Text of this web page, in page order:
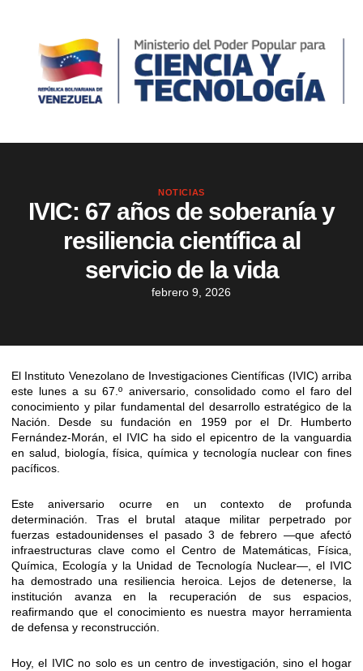
NOTICIAS
IVIC: 67 años de soberanía y
resiliencia científica al
servicio de la vida
febrero 9, 2026
El Instituto Venezolano de Investigaciones Científicas (IVIC) arriba
este lunes a su 67.º aniversario, consolidado como el faro del
conocimiento y pilar fundamental del desarrollo estratégico de la
Nación. Desde su fundación en 1959 por el Dr. Humberto
Fernández-Morán, el IVIC ha sido el epicentro de la vanguardia
en salud, biología, física, química y tecnología nuclear con fines
pacíficos.
Este aniversario ocurre en un contexto de profunda
determinación. Tras el brutal ataque militar perpetrado por
fuerzas estadounidenses el pasado 3 de febrero —que afectó
infraestructuras clave como el Centro de Matemáticas, Física,
Química, Ecología y la Unidad de Tecnología Nuclear—, el IVIC
ha demostrado una resiliencia heroica. Lejos de detenerse, la
institución avanza en la recuperación de sus espacios,
reafirmando que el conocimiento es nuestra mayor herramienta
de defensa y reconstrucción.
Hoy, el IVIC no solo es un centro de investigación, sino el hogar